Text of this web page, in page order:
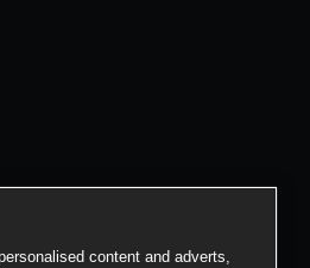
content and adverts,